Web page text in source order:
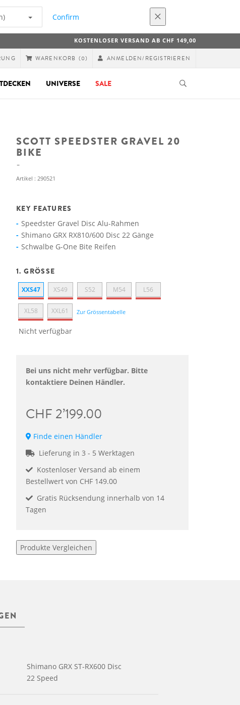
Confirm
KOSTENLOSER VERSAND AB CHF 149,00
WARENKORB (0) ANMELDEN/REGISTRIEREN
UNIVERSE SALE
SCOTT SPEEDSTER GRAVEL 20
BIKE
Artikel : 290521
KEY FEATURES
Speedster Gravel Disc Alu-Rahmen
Shimano GRX RX810/600 Disc 22 Gänge
Schwalbe G-One Bite Reifen
1. GRÖSSE
XXS47 XS49 S52 M54 L56
XL58 XXL61 Zur Grössentabelle
Nicht verfügbar
Bei uns nicht mehr verfügbar. Bitte
kontaktiere Deinen Händler.
CHF 2’199.00
Finde einen Händler
Lieferung in 3 - 5 Werktagen
Kostenloser Versand ab einem
Bestellwert von CHF 149.00
Gratis Rücksendung innerhalb von 14
Tagen
Produkte Vergleichen
Shimano GRX ST-RX600 Disc
22 Speed